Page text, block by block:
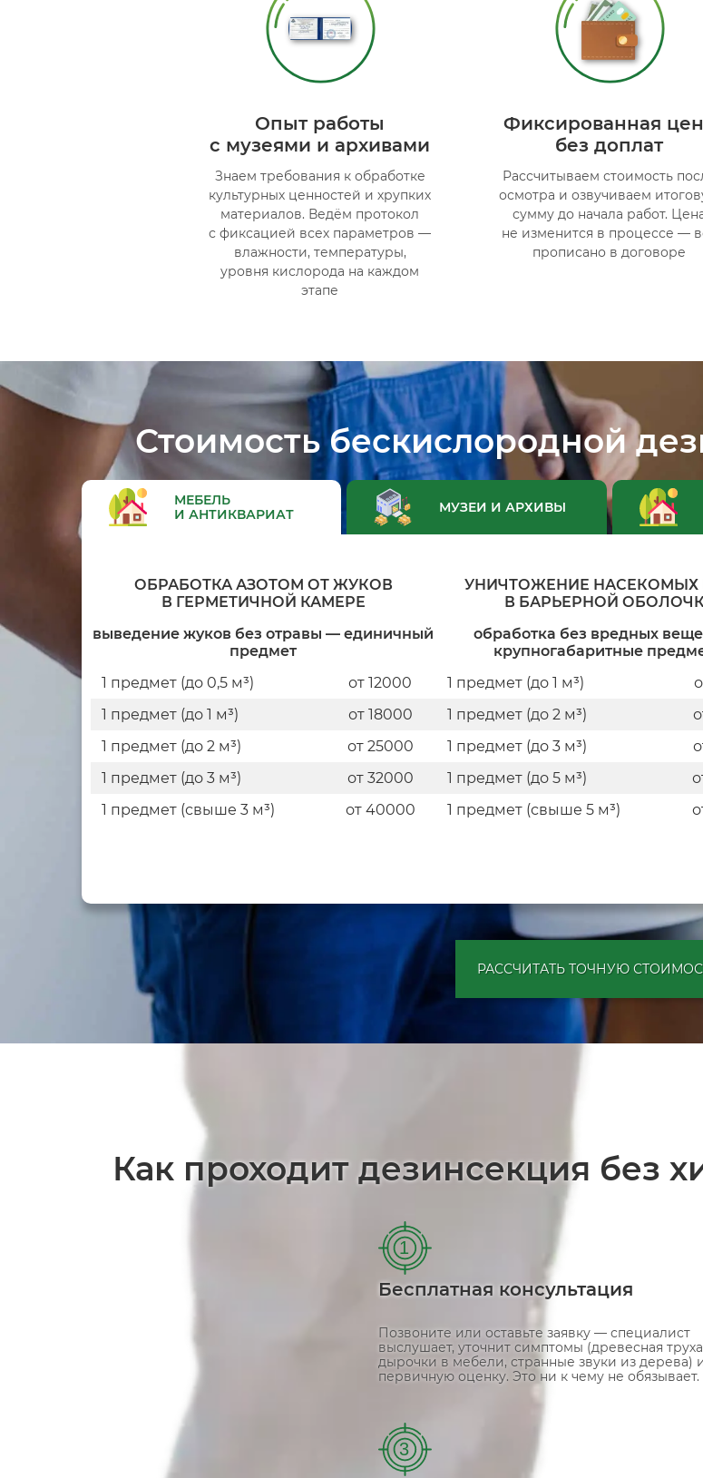
Опыт работы
с музеями и архивами
Знаем требования к обработке
культурных ценностей и хрупких
материалов. Ведём протокол
с фиксацией всех параметров —
влажности, температуры,
уровня кислорода на каждом
этапе
Фиксированная
без доплат
Рассчитываем стоимость
осмотра и озвучиваем
сумму до начала работ.
не изменится в процессе —
прописано в договоре
Стоимость бескислородной
МЕБЕЛЬ
И АНТИКВАРИАТ
МУЗЕИ И АРХИВЫ
ОБРАБОТКА АЗОТОМ ОТ ЖУКОВ
В ГЕРМЕТИЧНОЙ КАМЕРЕ
выведение жуков без отравы — единичный
предмет
1 предмет (до 0,5 м³)
от 12000
1 предмет (до 1 м³)
от 18000
1 предмет (до 2 м³)
от 25000
1 предмет (до 3 м³)
от 32000
1 предмет (свыше 3 м³)
от 40000
УНИЧТОЖЕНИЕ НАСЕКОМЫХ
В БАРЬЕРНОЙ
обработка без вредных
крупногабаритные
1 предмет (до 1 м³)
1 предмет (до 2 м³)
1 предмет (до 3 м³)
1 предмет (до 5 м³)
1 предмет (свыше 5 м³)
РАССЧИТАТЬ ТОЧНУЮ
Как проходит дезинсекция без
1
Бесплатная консультация
Позвоните или оставьте заявку — специалист
выслушает, уточнит симптомы (древесная
дырочки в мебели, странные звуки из дерева)
первичную оценку. Это ни к чему не обязывает.
3